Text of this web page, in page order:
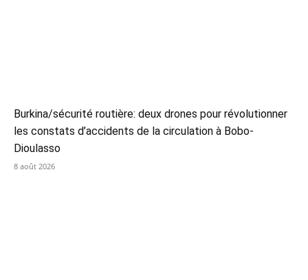
Burkina/sécurité routière: deux drones pour révolutionner
les constats d’accidents de la circulation à Bobo-
Dioulasso
8 août 2026